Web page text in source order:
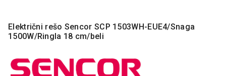
RAČUNARSKE
KOMPONENTE
PERIFERIJE
Električni rešo Sencor SCP 1503WH-EUE4/Snaga
1500W/Ringla 18 cm/beli